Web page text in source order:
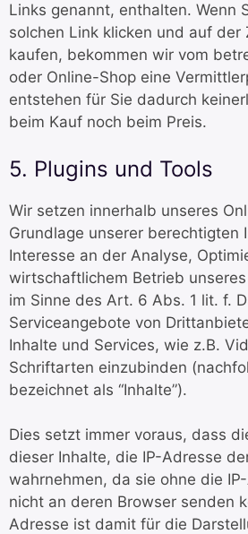
Links genannt, enthalten. Wenn
solchen Link klicken und auf der
kaufen, bekommen wir vom
oder Online-Shop eine
entstehen für Sie dadurch
beim Kauf noch beim Preis.
5. Plugins und Tools
Wir setzen innerhalb unseres
Grundlage unserer berechtigten
Interesse an der Analyse,
wirtschaftlichem Betrieb
im Sinne des Art. 6 Abs. 1 lit. f.
Serviceangebote von
Inhalte und Services, wie z.B.
Schriftarten einzubinden
bezeichnet als “Inhalte”).
Dies setzt immer voraus, dass
dieser Inhalte, die IP-Adresse
wahrnehmen, da sie ohne die
nicht an deren Browser senden
Adresse ist damit für die